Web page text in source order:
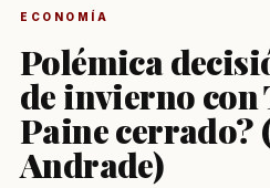
ECONOMÍA
Polémica
de invierno con
Paine cerrado?
Andrade)